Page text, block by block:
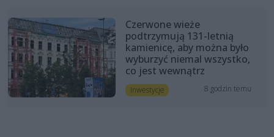
Czerwone wieże
podtrzymują 131-letnią
kamienicę, aby można było
wyburzyć niemal wszystko,
co jest wewnątrz
Inwestycje 8 godzin temu